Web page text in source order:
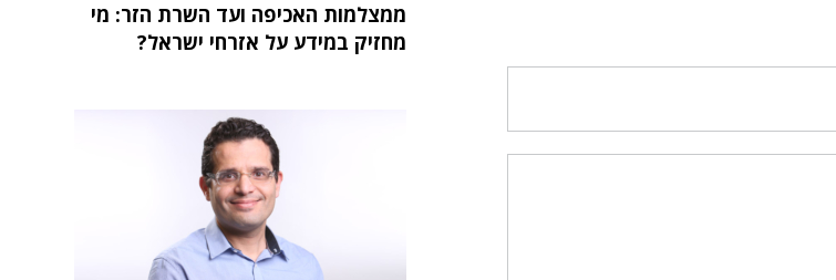
ממצלמות האכיפה ועד השרת הזר: מי
מחזיק במידע על אזרחי ישראל?